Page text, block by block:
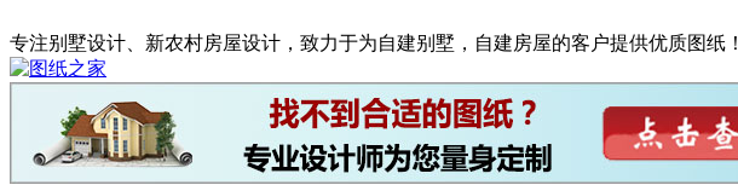
专注别墅设计、新农村房屋设计，致力于为自建别墅，自建房屋的客户提供优质图纸！